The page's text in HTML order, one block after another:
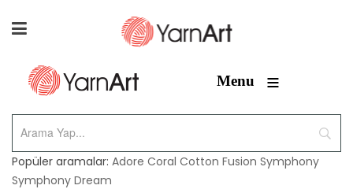
Menu ≡
Popüler aramalar: Adore Coral Cotton Fusion Symphony
Symphony Dream